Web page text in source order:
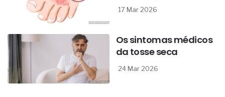
17 Mar 2026
Os sintomas médicos
da tosse seca
24 Mar 2026